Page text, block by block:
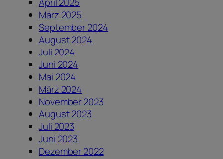
April 2025
März 2025
September 2024
August 2024
Juli 2024
Juni 2024
Mai 2024
März 2024
November 2023
August 2023
Juli 2023
Juni 2023
Dezember 2022